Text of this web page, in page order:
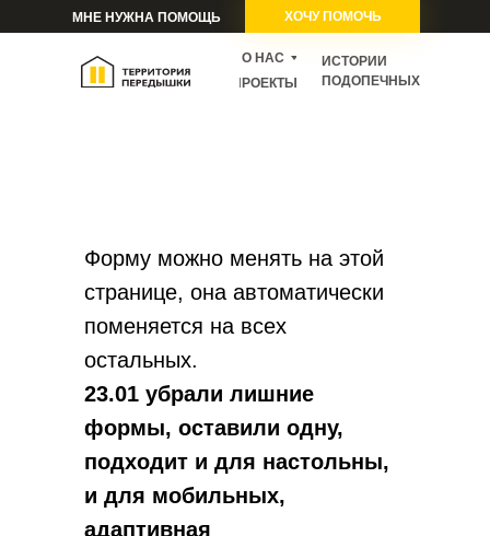
МНЕ НУЖНА ПОМОЩЬ
ИСТОРИИ
ПОДОПЕЧНЫХ
ПРОЕКТЫ
ХОЧУ ПОМОЧЬ
О НАС
Форму можно менять на этой
странице, она автоматически
поменяется на всех
остальных.
23.01 убрали лишние
формы, оставили одну,
подходит и для настольны,
и для мобильных,
адаптивная